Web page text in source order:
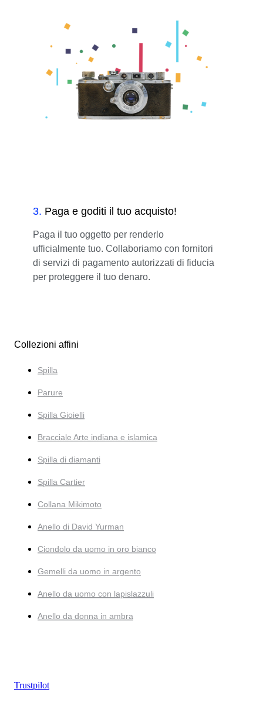
3. Paga e goditi il tuo acquisto!
Paga il tuo oggetto per renderlo
ufficialmente tuo. Collaboriamo con fornitori
di servizi di pagamento autorizzati di fiducia
per proteggere il tuo denaro.
Collezioni affini
Spilla
Parure
Spilla Gioielli
Bracciale Arte indiana e islamica
Spilla di diamanti
Spilla Cartier
Collana Mikimoto
Anello di David Yurman
Ciondolo da uomo in oro bianco
Gemelli da uomo in argento
Anello da uomo con lapislazzuli
Anello da donna in ambra
Trustpilot